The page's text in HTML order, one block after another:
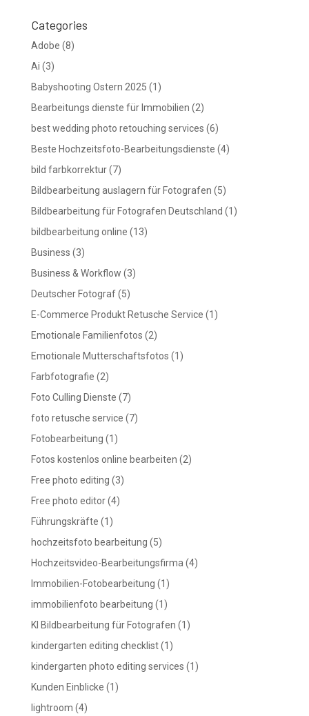
Categories
Adobe (8)
Ai (3)
Babyshooting Ostern 2025 (1)
Bearbeitungs dienste für Immobilien (2)
best wedding photo retouching services (6)
Beste Hochzeitsfoto-Bearbeitungsdienste (4)
bild farbkorrektur(7)
Bildbearbeitung auslagern für Fotografen (5)
Bildbearbeitung für Fotografen Deutschland (1)
bildbearbeitung online (13)
Business (3)
Business & Workflow (3)
Deutscher Fotograf(5)
E-Commerce Produkt Retusche Service (1)
Emotionale Familienfotos (2)
Emotionale Mutterschaftsfotos (1)
Farbfotografie (2)
Foto Culling Dienste (7)
foto retusche service (7)
Fotobearbeitung (1)
Fotos kostenlos online bearbeiten (2)
Free photo editing (3)
Free photo editor(4)
Führungskräfte (1)
hochzeitsfoto bearbeitung (5)
Hochzeitsvideo-Bearbeitungsfirma (4)
Immobilien-Fotobearbeitung (1)
immobilienfoto bearbeitung (1)
KI Bildbearbeitung für Fotografen (1)
kindergarten editing checklist(1)
kindergarten photo editing services (1)
Kunden Einblicke (1)
lightroom (4)